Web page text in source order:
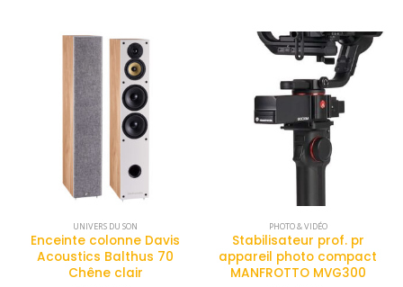
UNIVERS DU SON
Enceinte colonne Davis
Acoustics Balthus 70
Chêne clair
PHOTO & VIDÉO
Stabilisateur prof. pr
appareil photo compact
MANFROTTO MVG300